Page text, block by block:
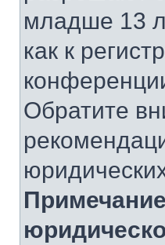
младше 13
как к
Обратите